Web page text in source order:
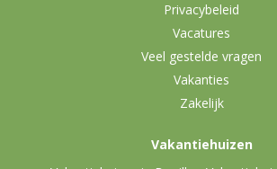
Privacybeleid
Vacatures
Veel gestelde vragen
Vakanties
Zakelijk
Vakantiehuizen